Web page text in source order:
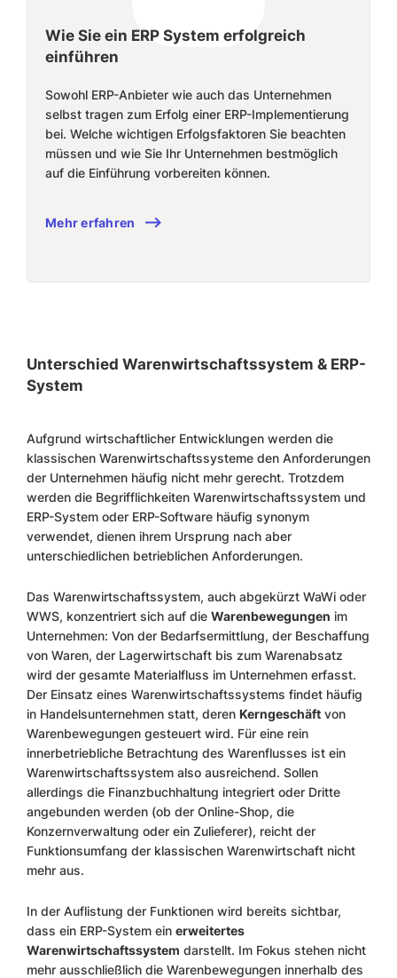
Wie Sie ein ERP System erfolgreich
einführen
Sowohl ERP-Anbieter wie auch das Unternehmen
selbst tragen zum Erfolg einer ERP-Implementierung
bei. Welche wichtigen Erfolgsfaktoren Sie beachten
müssen und wie Sie Ihr Unternehmen bestmöglich
auf die Einführung vorbereiten können.
Mehr erfahren
Unterschied Warenwirtschaftssystem & ERP-
System
Aufgrund wirtschaftlicher Entwicklungen werden die
klassischen Warenwirtschaftssysteme den Anforderungen
der Unternehmen häufig nicht mehr gerecht. Trotzdem
werden die Begrifflichkeiten Warenwirtschaftssystem und
ERP-System oder ERP-Software häufig synonym
verwendet, dienen ihrem Ursprung nach aber
unterschiedlichen betrieblichen Anforderungen.
Das Warenwirtschaftssystem, auch abgekürzt WaWi oder
WWS, konzentriert sich auf die Warenbewegungen im
Unternehmen: Von der Bedarfsermittlung, der Beschaffung
von Waren, der Lagerwirtschaft bis zum Warenabsatz
wird der gesamte Materialfluss im Unternehmen erfasst.
Der Einsatz eines Warenwirtschaftssystems findet häufig
in Handelsunternehmen statt, deren Kerngeschäft von
Warenbewegungen gesteuert wird. Für eine rein
innerbetriebliche Betrachtung des Warenflusses ist ein
Warenwirtschaftssystem also ausreichend. Sollen
allerdings die Finanzbuchhaltung integriert oder Dritte
angebunden werden (ob der Online-Shop, die
Konzernverwaltung oder ein Zulieferer), reicht der
Funktionsumfang der klassischen Warenwirtschaft nicht
mehr aus.
In der Auflistung der Funktionen wird bereits sichtbar,
dass ein ERP-System ein erweitertes
Warenwirtschaftssystem darstellt. Im Fokus stehen nicht
mehr ausschließlich die Warenbewegungen innerhalb des